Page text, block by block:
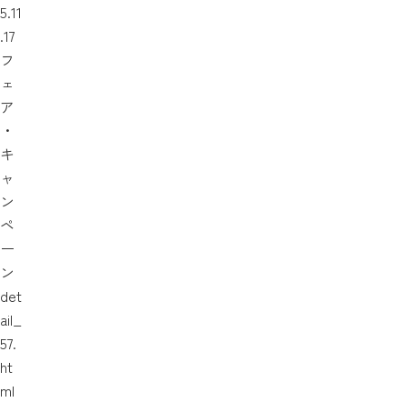
5.11
.17
フ
ェ
ア
・
キ
ャ
ン
ペ
ー
ン
det
ail_
57.
ht
ml